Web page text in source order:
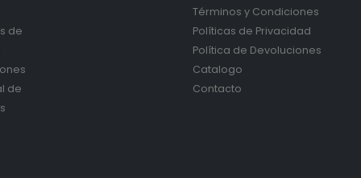
de
de
Términos y Condiciones
Políticas de Privacidad
Política de Devoluciones
Catalogo
Contacto